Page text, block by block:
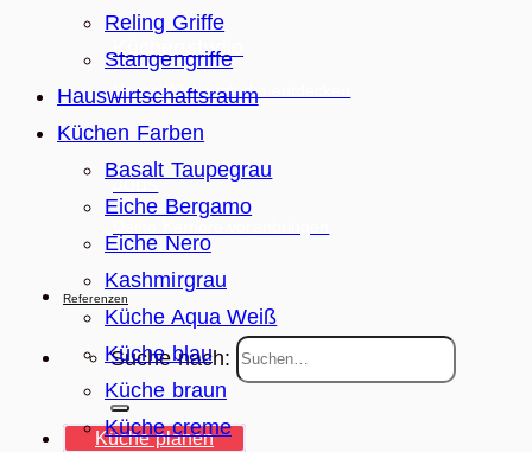
Küchenstudio
Unser Küchenstudio entdecken
Jobs
Referenzen
Suche nach:
Küche planen
Reling Griffe
Stangengriffe
Hauswirtschaftsraum
Küchen Farben
Basalt Taupegrau
Eiche Bergamo
Eiche Nero
Kashmirgrau
Küche Aqua Weiß
Küche blau
Küche braun
Küche creme